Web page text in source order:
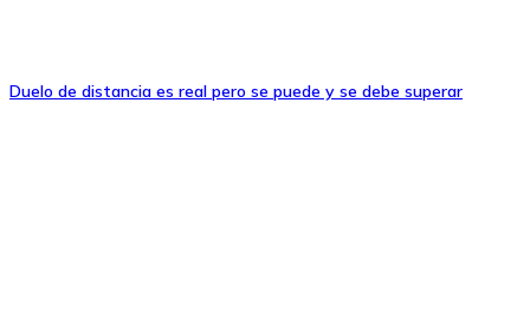
Duelo de distancia es real pero se puede y se debe superar